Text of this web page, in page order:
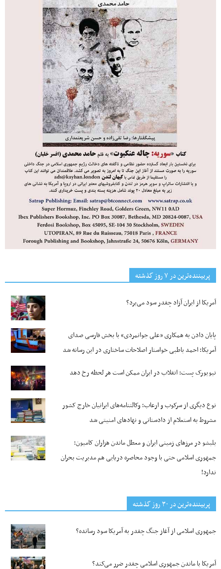
پربیننده‌ترین‌ در ۷ روز گذشته
آمریکا از ایران آزاد چقدر سود می‌برد؟
پایان دادن به همکاری «علی جوانمردی» با بخش فارسی صدای
آمریکا؛ احمد باطبی خواستار اصلاحات ساختاری در این رسانه شد
نیویورک پست: انقلاب در ایران ممکن است هر لحظه رخ دهد
نوع دیگری از سرکوب و ارعاب؛ وکالتنامه‌های ایرانیان خارج کشور
مشروط به استعلام از دادستانی و نهادهای امنیتی شد
بلبشو در مرزهای زمینی ایران و معطل ماندن هزاران کامیون؛
جمهوری اسلامی حتی با وجود محاصره دریایی هم مدیریت بحران
ندارد!
پربیننده‌ترین‌ در ۳۰ روز گذشته
جمهوری اسلامی از آغاز جنگ چقدر به آمریکا سود رسانده؟
آمریکا با ماندن جمهوری اسلامی چقدر ضرر می‌کند؟